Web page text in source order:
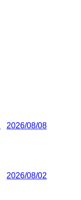
2026/08/08
2026/08/02